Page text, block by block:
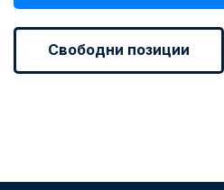
Свободни позиции